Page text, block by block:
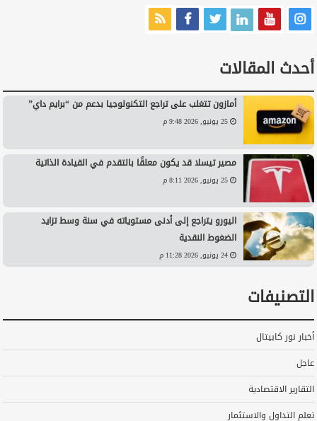
أحدث المقالات
أمازون تتغلب على تراجع التكنولوجيا بدعم من “برايم داي”
25 يونيو, 2026 9:48 م
مصير تيسلا قد يكون معلقًا بالتقدم في القيادة الذاتية
25 يونيو, 2026 8:11 م
اليورو يتراجع إلى أدنى مستوياته في سنة وسط تزايد
الضغوط النقدية
24 يونيو, 2026 11:28 م
التصنيفات
أخبار نور كابيتال
عاجل
التقارير الاقتصادية
تعلم التداول والاستثمار